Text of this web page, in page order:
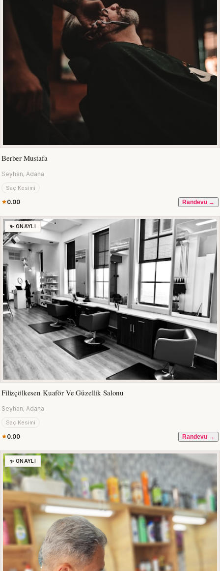
Berber Mustafa
Seyhan, Adana
Saç Kesimi
0.00 Randevu →
✨ ONAYLI
Filizçölkesen Kuaför Ve Güzellik Salonu
Seyhan, Adana
Saç Kesimi
0.00 Randevu →
✨ ONAYLI